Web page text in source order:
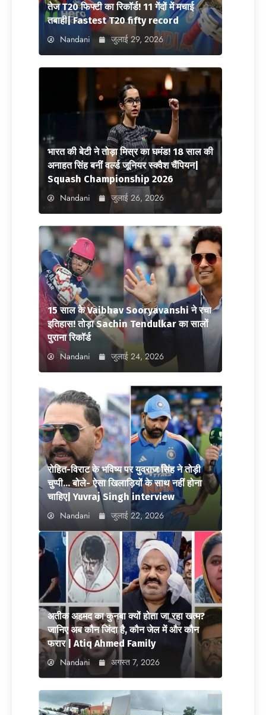
तेज T20 फिफ्टी का रिकॉर्ड! 11 गेंदों में मचाई
तबाही| Fastest T20 fifty record
Nandani जुलाई 29, 2026
भारत की बेटी ने तोड़ा मिस्र का घमंड! 18 साल की
अनाहत सिंह बनीं वर्ल्ड जूनियर स्क्वैश चैंपियन|
Squash Championship 2026
Nandani जुलाई 26, 2026
15 साल के Vaibhav Sooryavanshi ने रचा
इतिहास! तोड़ा Sachin Tendulkar का सालों
पुराना रिकॉर्ड
Nandani जुलाई 24, 2026
रोहित-विराट के भविष्य पर युवराज सिंह ने तोड़ी
चुप्पी… बोले- ऐसा खिलाड़ियों के साथ नहीं होना
चाहिए| Yuvraj Singh interview
Nandani जुलाई 22, 2026
अतीक अहमद का कुनबा क्यों होता जा रहा खत्म?
जानिए अब कौन जिंदा है, कौन जेल में और कौन
फरार | Atiq Ahmed Family
Nandani अगस्त 7, 2026